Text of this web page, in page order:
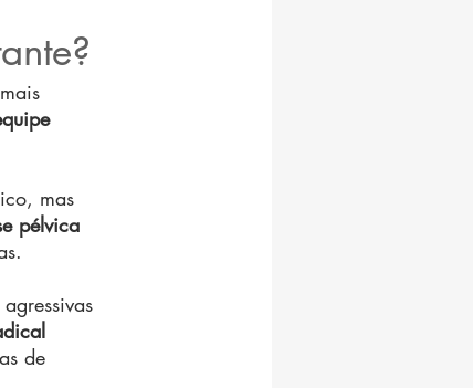
mas
pélvica
de